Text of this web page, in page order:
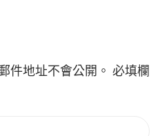
件地址不會公開。 必填欄